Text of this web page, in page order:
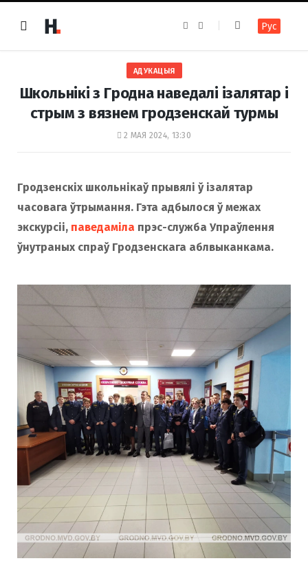
e
k
t
a
m
Рус
АДУКАЦЫЯ
Школьнікі з Гродна наведалі ізалятар і
стрым з вязнем гродзенскай турмы
2 МАЯ 2024, 13:30
Гродзенскіх школьнікаў прывялі ў ізалятар
часовага ўтрымання. Гэта адбылося ў межах
экскурсіі, паведаміла прэс-служба Упраўлення
ўнутраных спраў Гродзенскага аблвыканкама.